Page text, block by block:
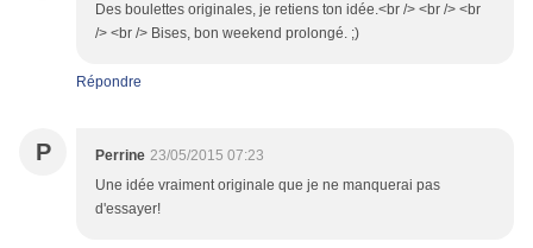
Des boulettes originales, je retiens ton idée.<br /> <br /> <br
/> <br /> Bises, bon weekend prolongé. ;)
Répondre
P Perrine 23/05/2015 07:23
Une idée vraiment originale que je ne manquerai pas
d'essayer!